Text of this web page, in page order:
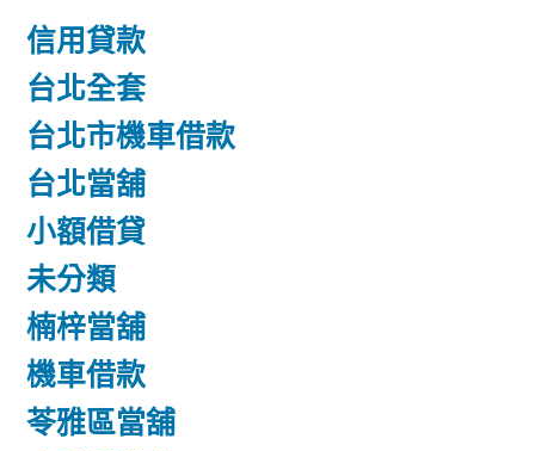
信用貸款
台北全套
台北市機車借款
台北當舖
小額借貸
未分類
楠梓當舖
機車借款
苓雅區當舖